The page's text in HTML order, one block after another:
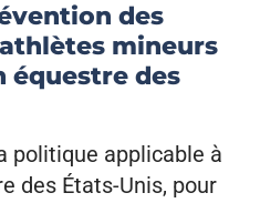
des
mineurs
équestre des
politique applicable à
des États-Unis, pour